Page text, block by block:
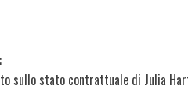
sullo stato contrattuale di Julia